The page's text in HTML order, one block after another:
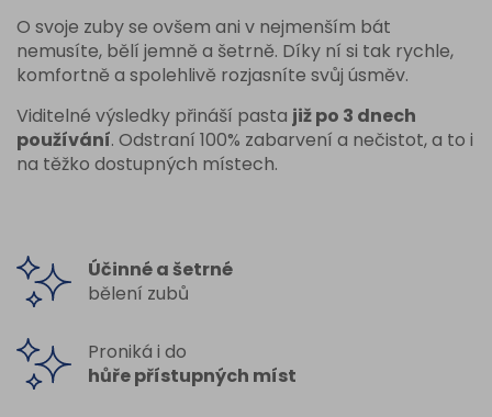
O svoje zuby se ovšem ani v nejmenším bát
nemusíte, bělí jemně a šetrně. Díky ní si tak rychle,
komfortně a spolehlivě rozjasníte svůj úsměv.
Viditelné výsledky přináší pasta již po 3 dnech
používání. Odstraní 100% zabarvení a nečistot, a to i
na těžko dostupných místech.
Účinné a šetrné
bělení zubů
Proniká i do
hůře přístupných míst